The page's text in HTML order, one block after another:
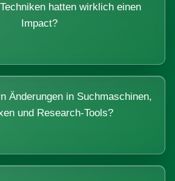
hatten wirklich einen
Impact?
Änderungen in Suchmaschinen,
und Research-Tools?